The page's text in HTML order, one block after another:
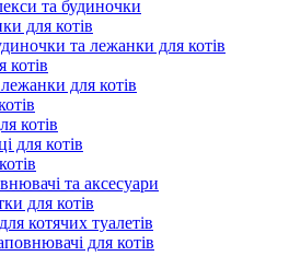
та будиночки
для котів
та лежанки для котів
котів
для котів
котів
для котів
та аксесуари
для котів
котячих туалетів
для котів